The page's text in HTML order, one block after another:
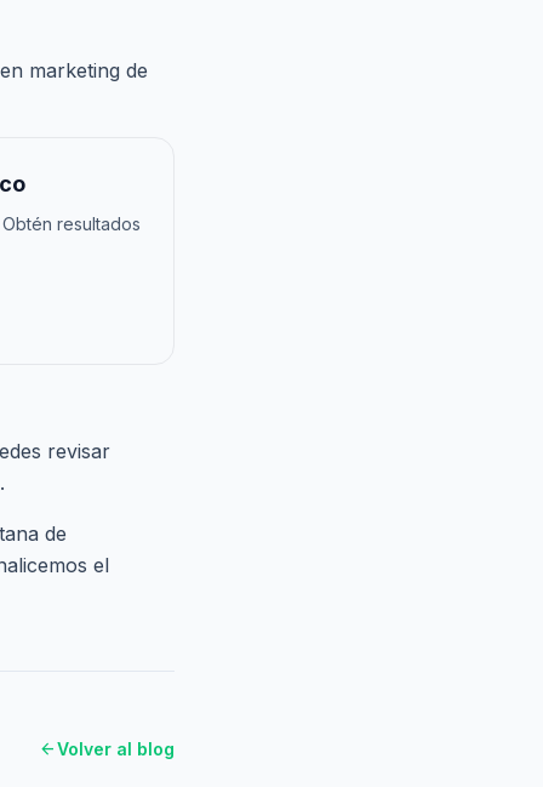
marketing de
resultados
revisar
de
el
arrow_backVolver al blog